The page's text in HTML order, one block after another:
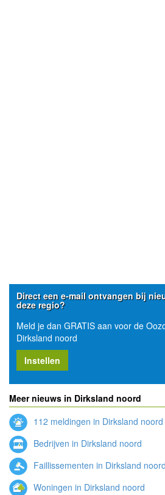
Direct een e-mail ontvangen bij
deze regio?
Meld je dan GRATIS aan voor de
Dirksland noord
Instellen
Meer nieuws in Dirksland noord
112 meldingen in Dirksland noord
Bedrijven in Dirksland noord
Faillissementen in Dirksland noord
Woningen in Dirksland noord